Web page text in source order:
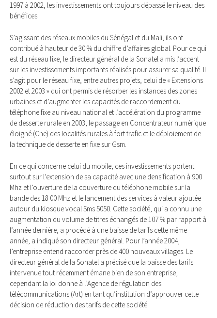
1997 à 2002, les investissements ont toujours dépassé le niveau des
bénéfices.
S’agissant des réseaux mobiles du Sénégal et du Mali, ils ont
contribué à hauteur de 30 % du chiffre d’affaires global. Pour ce qui
est du réseau fixe, le directeur général de la Sonatel a mis l’accent
sur les investissements importants réalisés pour assurer sa qualité. Il
s’agit pour le réseau fixe, entre autres projets, celui de « Extensions
2002 et 2003 » qui ont permis de résorber les instances des zones
urbaines et d’augmenter les capacités de raccordement du
téléphone fixe au niveau national et l’accélération du programme
de desserte rurale en 2003, le passage en Concentrateur numérique
éloigné (Cne) des localités rurales à fort trafic et le déploiement de
la technique de desserte en fixe sur Gsm.
En ce qui concerne celui du mobile, ces investissements portent
surtout sur l’extension de sa capacité avec une densification à 900
Mhz et l’ouverture de la couverture du téléphone mobile sur la
bande des 18 00 Mhz et le lancement des services à valeur ajoutée
autour du kiosque vocal Sms 5050. Cette société, qui a connu une
augmentation du volume de titres échangés de 107 % par rapport à
l’année dernière, a procédé à une baisse de tarifs cette même
année, a indiqué son directeur général. Pour l’année 2004,
l’entreprise entend raccorder près de 400 nouveaux villages. Le
directeur général de la Sonatel a précisé que la baisse des tarifs
intervenue tout récemment émane bien de son entreprise,
cependant la loi donne à l’Agence de régulation des
télécommunications (Art) en tant qu’institution d’approuver cette
décision de réduction des tarifs de cette société.